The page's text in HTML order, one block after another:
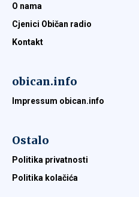
O nama
Cjenici Običan radio
Kontakt
obican.info
Impressum obican.info
Ostalo
Politika privatnosti
Politika kolačića